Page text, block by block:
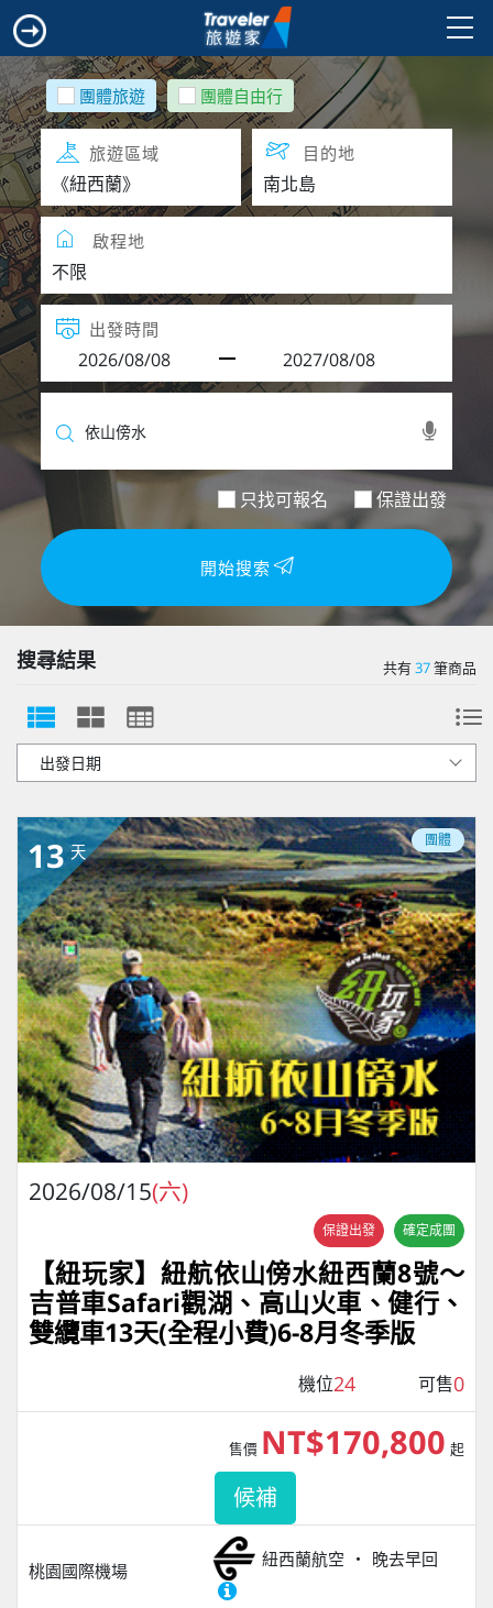
團體旅遊 團體自由行
旅遊區域 目的地
啟程地
出發時間
只找可報名 保證出發
開始搜索
搜尋結果 共有37筆商品
13 天
團體
2026/08/15(六)
保證出發 確定成團
【紐玩家】紐航依山傍水紐西蘭8號～
吉普車Safari觀湖、高山火車、健行、
雙纜車13天(全程小費)6-8月冬季版
機位24 可售0
桃園國際機場
紐西蘭航空 晚去早回
售價 NT$170,800 起
候補